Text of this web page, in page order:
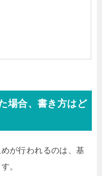
場合、書き方はど
が行われるのは、基
。